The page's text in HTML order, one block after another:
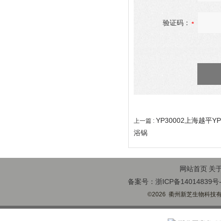
验证码：
上一篇 : YP30002上海越平
浴锅
网站首页 关
备案号：浙ICP备14014839号
©2026 衢州新芝生物科技